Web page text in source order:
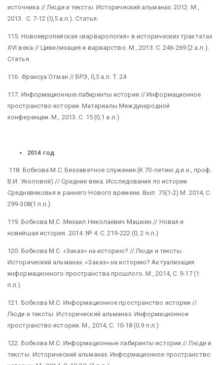
источника // Люди и тексты. Исторический альманах. 2012. М.,
2013. С. 7-12 (0,5 а.л.). Статья.
115. Новоевропейская «варварология» в исторических трактатах
XVI века // Цивилизация и варварство. М., 2013. С. 246-269 (2 а.л.).
Статья.
116. Франсуа Отман // БРЭ, 0,5 а.л. Т. 24
117. Информационные лабиринты истории // Информационное
пространство истории. Материалы Международной
конференции. М., 2013. С. 15 (0,1 а.л.)
2014 год
118. Бобкова М.С. Беззаветное служение (К 70-летию д.и.н., проф.
В.И. Уколовой) // Средние века. Исследования по истории
Средневековья и раннего Нового времени. Вып 75(1-2) М. 2014, С.
299-308(1 п.л.)
119. Бобкова М.С. Михаил Николаевич Машкин // Новая и
новейшая история. 2014. № 4. С. 219-222 (0, 2 п.л.)
120. Бобкова М.С. «Заказ» на историю? // Люди и тексты.
Исторический альманах. «Заказ» на историю? Актуализация
информационного пространства прошлого. М., 2014, С. 9-17 (1
п.л.)
121. Бобкова М.С. Информационное пространство истории //
Люди и тексты. Исторический альманах. Информационное
пространство истории. М., 2014, С. 10-18 (0,9 п.л.)
122. Бобкова М.С. Информационные лабиринты истории // Люди и
тексты. Исторический альманах. Информационное пространство